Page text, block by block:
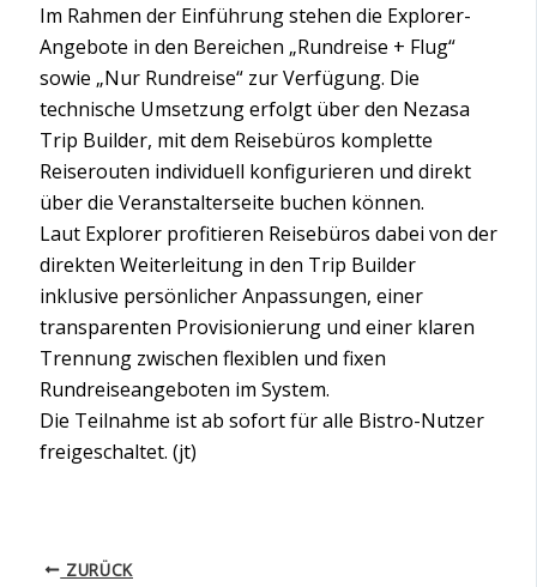
Im Rahmen der Einführung stehen die Explorer-
Angebote in den Bereichen „Rundreise + Flug“
sowie „Nur Rundreise“ zur Verfügung. Die
technische Umsetzung erfolgt über den Nezasa
Trip Builder, mit dem Reisebüros komplette
Reiserouten individuell konfigurieren und direkt
über die Veranstalterseite buchen können.
Laut Explorer profitieren Reisebüros dabei von der
direkten Weiterleitung in den Trip Builder
inklusive persönlicher Anpassungen, einer
transparenten Provisionierung und einer klaren
Trennung zwischen flexiblen und fixen
Rundreiseangeboten im System.
Die Teilnahme ist ab sofort für alle Bistro-Nutzer
freigeschaltet. (jt)
ZURÜCK